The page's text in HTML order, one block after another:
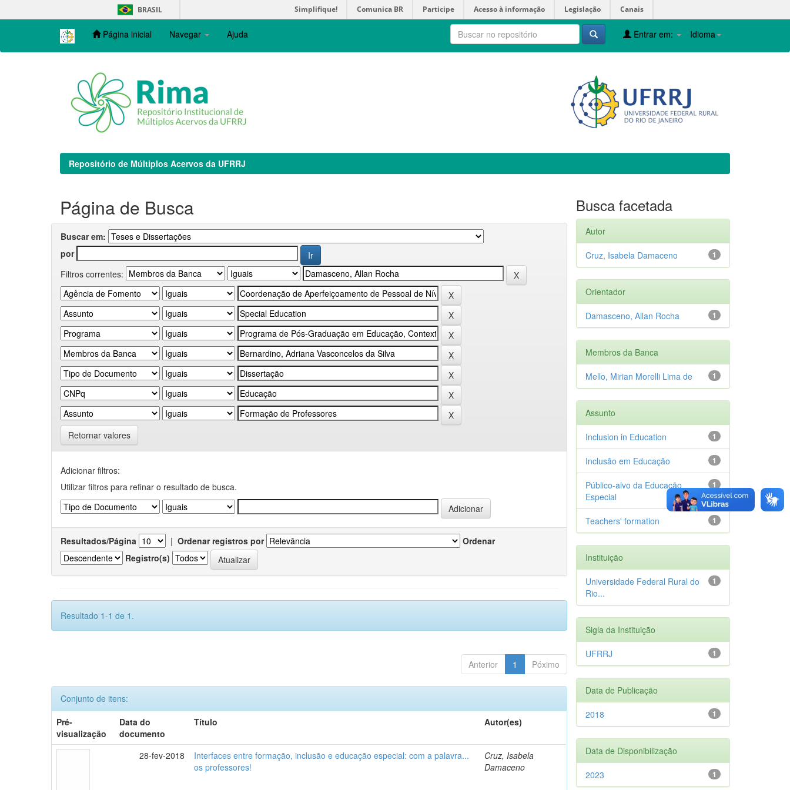
navigation
BRASIL Simplifique! Comunica BR Participe Acesso à informação Legislação Canais
Página inicial Navegar Ajuda Idioma
Entrar em:
Repositório de Múltiplos Acervos da UFRRJ
Página de Busca
Buscar em:
por
Filtros correntes:
Retornar valores
Adicionar filtros:
Utilizar filtros para refinar o resultado de busca.
Resultados/Página | Ordenar registros por
Ordenar
Registro(s)
Resultado 1-1 de 1.
Anterior 1 Póximo
Conjunto de itens:
Pré-
visualização
Data do
documento
Título Autor(es)
28-fev-2018
Interfaces entre formação, inclusão e educação especial: com a palavra...
os professores!
Cruz, Isabela
Damaceno
Busca facetada
Autor
1
Cruz, Isabela Damaceno
Orientador
1
Damasceno, Allan Rocha
Membros da Banca
1
Mello, Mirian Morelli Lima de
Assunto
1
Inclusion in Education
1
Inclusão em Educação
1
Público-alvo da Educação
Especial
1
Teachers' formation
Instituição
1
Universidade Federal Rural do
Rio...
Sigla da Instituição
1
UFRRJ
Data de Publicação
1
2018
Data de Disponibilização
1
2023